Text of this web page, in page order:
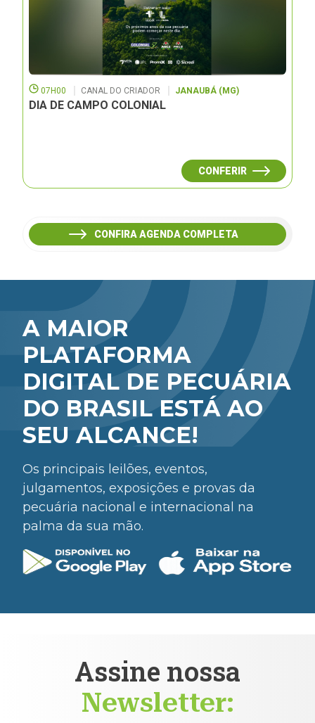
07H00 CANAL DO CRIADOR JANAUBÁ (MG)
DIA DE CAMPO COLONIAL
CONFERIR
CONFIRA AGENDA COMPLETA
A MAIOR
PLATAFORMA
DIGITAL DE PECUÁRIA
DO BRASIL ESTÁ AO
SEU ALCANCE!
Os principais leilões, eventos,
julgamentos, exposições e provas da
pecuária nacional e internacional na
palma da sua mão.
Assine nossa
Newsletter: